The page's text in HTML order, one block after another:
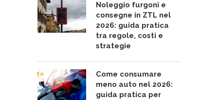
Noleggio furgoni e
consegne in ZTL nel
2026: guida pratica
tra regole, costi e
strategie
Come consumare
meno auto nel 2026:
guida pratica per